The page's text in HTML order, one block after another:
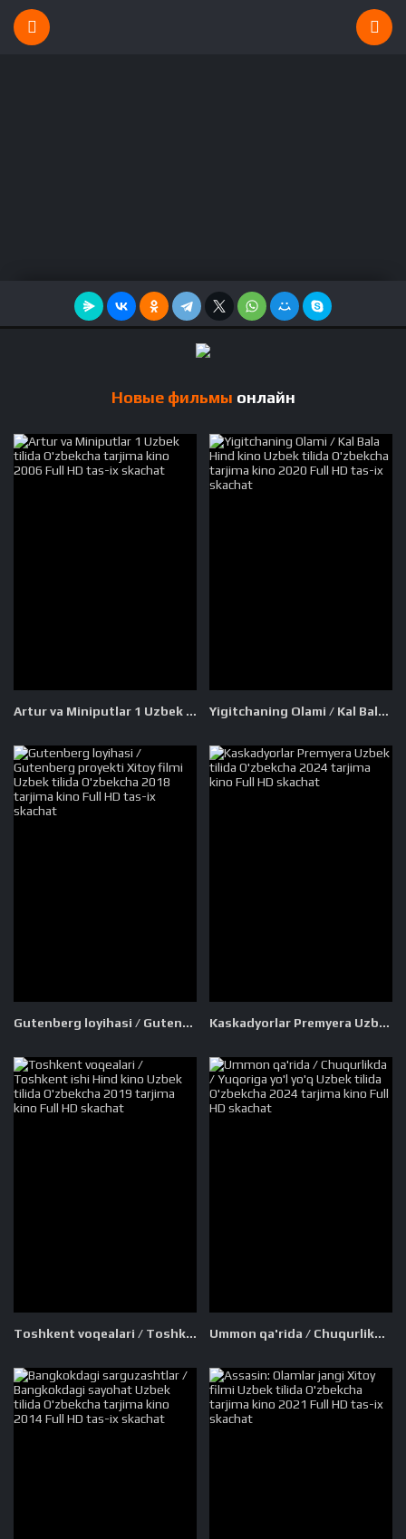
Новые фильмы онлайн
Artur va Miniputlar 1 Uzbek tilida O'zbekcha tarjima kino 2006 Full HD tas-ix skachat Yigitchaning Olami / Kal Bala Hind kino Uzbek tilida O'zbekcha tarjima kino 2020 Full HD tas-ix skachat
Gutenberg loyihasi / Gutenberg proyekti Xitoy filmi Uzbek tilida O'zbekcha 2018 tarjima kino Full HD tas-ix skachat Kaskadyorlar Premyera Uzbek tilida O'zbekcha 2024 tarjima kino Full HD skachat
Toshkent voqealari / Toshkent ishi Hind kino Uzbek tilida O'zbekcha 2019 tarjima kino Full HD skachat Ummon qa'rida / Chuqurlikda / Yuqoriga yo'l yo'q Uzbek tilida O'zbekcha 2024 tarjima kino Full HD skachat